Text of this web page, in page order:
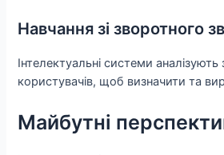
Навчання зі зворотного
Інтелектуальні системи аналізують
користувачів, щоб визначити та
Майбутні